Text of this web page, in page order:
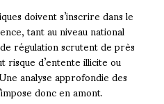
doivent s’inscrire dans le
tant au niveau national
régulation scrutent de près
d’entente illicite ou
analyse approfondie des
donc en amont.